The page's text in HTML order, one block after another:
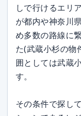
しで行けるエリ
が都内や神奈川
め多数の路線に
た(武蔵小杉の物
囲としては武蔵
す。
その条件で探し